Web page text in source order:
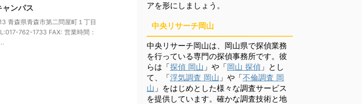
ャンパス
青森県青森市第二問屋町１丁目
762-1733 FAX: 営業時間：
アを形にしましょう。
中央リサーチ岡山
中央リサーチ岡山は、岡山県で探偵業務
を行っている専門の探偵事務所です。彼
らは「探偵 岡山 」や「岡山 探偵 」とし
て、「浮気調査 岡山 」や「不倫調査 岡
山 」をはじめとした様々な調査サービス
を提供しています。確かな調査技術と地